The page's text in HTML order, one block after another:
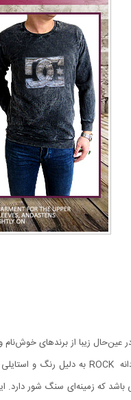
عین‌حال زیبا از برندهای
که زمینه‌ای سنگ شور